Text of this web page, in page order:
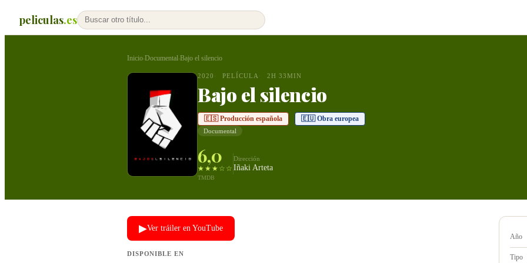
peliculas.es
Inicio›Documental›Bajo el silencio
2020 PELÍCULA 2H 33MIN
Bajo el silencio
🇪🇸 Producción española 🇪🇺 Obra europea
Documental
6,0
★★★☆☆
TMDB
Dirección
Iñaki Arteta
▶Ver tráiler en YouTube
DISPONIBLE EN
Año
Tipo